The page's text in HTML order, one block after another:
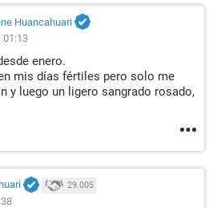
Huancahuari
01:13
enero.
mis días fértiles pero solo me
y luego un ligero sangrado rosado,
29.005